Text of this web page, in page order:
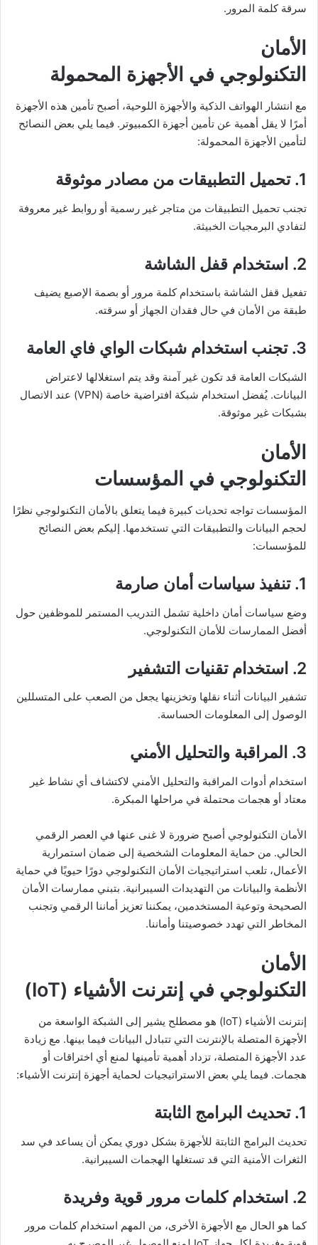
سرقة كلمة المرور.
الأمان
التكنولوجي في الأجهزة المحمولة
مع انتشار الهواتف الذكية والأجهزة اللوحية، أصبح تأمين هذه الأجهزة
أمرًا لا يقل أهمية عن تأمين أجهزة الكمبيوتر. فيما يلي بعض النصائح
لتأمين الأجهزة المحمولة:
1. تحميل التطبيقات من مصادر موثوقة
تجنب تحميل التطبيقات من متاجر غير رسمية أو روابط غير معروفة
لتفادي البرمجيات الخبيثة.
2. استخدام قفل الشاشة
تفعيل قفل الشاشة باستخدام كلمة مرور أو بصمة الإصبع يضيف
طبقة من الأمان في حال فقدان الجهاز أو سرقته.
3. تجنب استخدام شبكات الواي فاي العامة
الشبكات العامة قد تكون غير آمنة وقد يتم استغلالها لاعتراض
البيانات. يُفضل استخدام شبكة افتراضية خاصة (VPN) عند الاتصال
بشبكات غير موثوقة.
الأمان
التكنولوجي في المؤسسات
المؤسسات تواجه تحديات كبيرة فيما يتعلق بالأمان التكنولوجي نظرًا
لحجم البيانات والتطبيقات التي تستخدمها. إليكم بعض النصائح
للمؤسسات:
1. تنفيذ سياسات أمان صارمة
وضع سياسات أمان داخلية تشمل التدريب المستمر للموظفين حول
أفضل الممارسات للأمان التكنولوجي.
2. استخدام تقنيات التشفير
تشفير البيانات أثناء نقلها وتخزينها يجعل من الصعب على المتسللين
الوصول إلى المعلومات الحساسة.
3. المراقبة والتحليل الأمني
استخدام أدوات المراقبة والتحليل الأمني لاكتشاف أي نشاط غير
معتاد أو هجمات محتملة في مراحلها المبكرة.
الأمان التكنولوجي أصبح ضرورة لا غنى عنها في العصر الرقمي
الحالي. من حماية المعلومات الشخصية إلى ضمان استمرارية
الأعمال، تلعب استراتيجيات الأمان التكنولوجي دورًا حيويًا في حماية
الأنظمة والبيانات من التهديدات السيبرانية. بتبني ممارسات الأمان
الصحيحة وتوعية المستخدمين، يمكننا تعزيز أماننا الرقمي وتجنب
المخاطر التي تهدد خصوصيتنا وأماننا.
الأمان
التكنولوجي في إنترنت الأشياء (IoT)
إنترنت الأشياء (IoT) هو مصطلح يشير إلى الشبكة الواسعة من
الأجهزة المتصلة بالإنترنت التي تتبادل البيانات فيما بينها. مع زيادة
عدد الأجهزة المتصلة، تزداد أهمية تأمينها لمنع أي اختراقات أو
هجمات. فيما يلي بعض الاستراتيجيات لحماية أجهزة إنترنت الأشياء:
1. تحديث البرامج الثابتة
تحديث البرامج الثابتة للأجهزة بشكل دوري يمكن أن يساعد في سد
الثغرات الأمنية التي قد تستغلها الهجمات السيبرانية.
2. استخدام كلمات مرور قوية وفريدة
كما هو الحال مع الأجهزة الأخرى، من المهم استخدام كلمات مرور